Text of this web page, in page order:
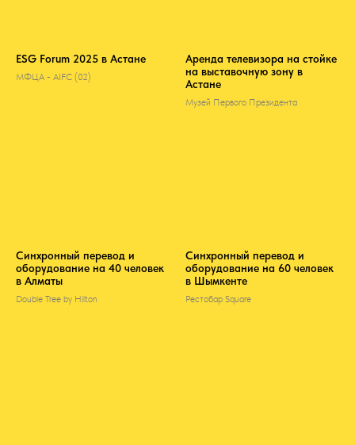
ESG Forum 2025 в Астане
МФЦА - AIFC (02)
Аренда телевизора на стойке
на выставочную зону в
Астане
Музей Первого Президента
Синхронный перевод и
оборудование на 40 человек
в Алматы
Double Tree by Hilton
Синхронный перевод и
оборудование на 60 человек
в Шымкенте
Рестобар Square